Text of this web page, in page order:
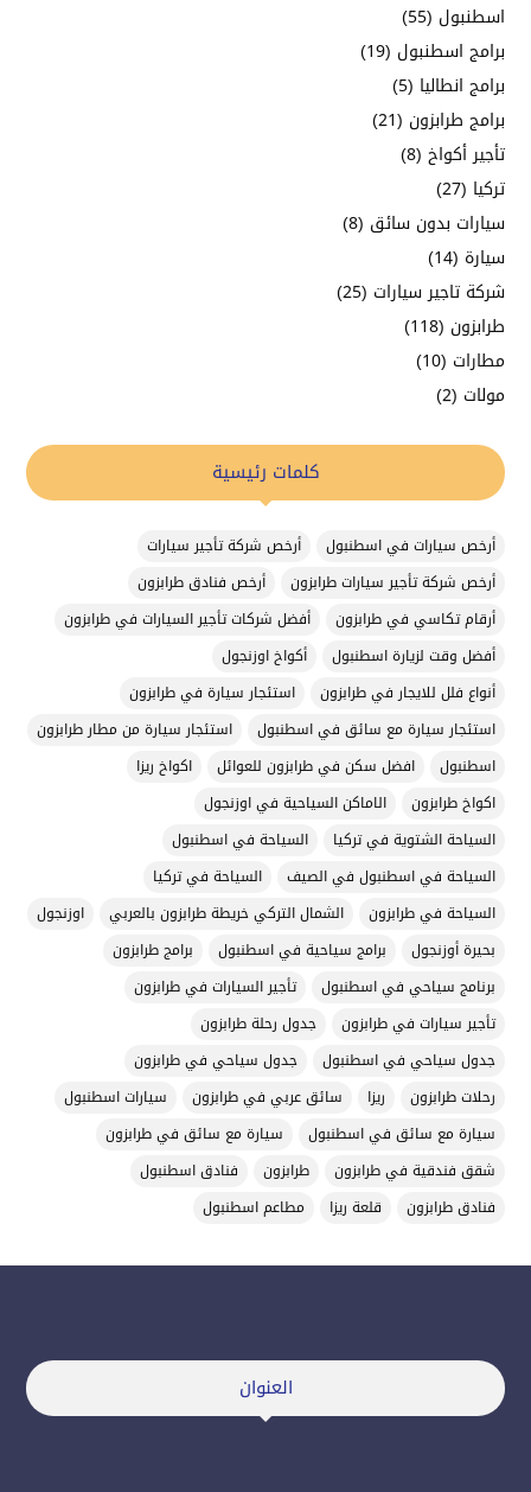
اسطنبول (55)
برامج اسطنبول (19)
برامج انطاليا (5)
برامج طرابزون (21)
تأجير أكواخ (8)
تركيا (27)
سيارات بدون سائق (8)
سيارة (14)
شركة تاجير سيارات (25)
طرابزون (118)
مطارات (10)
مولات (2)
كلمات رئيسية
أرخص سيارات في اسطنبول
أرخص شركة تأجير سيارات
أرخص شركة تأجير سيارات طرابزون
أرخص فنادق طرابزون
أرقام تكاسي في طرابزون
أفضل شركات تأجير السيارات في طرابزون
أفضل وقت لزيارة اسطنبول
أكواخ اوزنجول
أنواع فلل للايجار في طرابزون
استئجار سيارة في طرابزون
استئجار سيارة مع سائق في اسطنبول
استئجار سيارة من مطار طرابزون
اسطنبول
افضل سكن في طرابزون للعوائل
اكواخ ريزا
اكواخ طرابزون
الاماكن السياحية في اوزنجول
السياحة الشتوية في تركيا
السياحة في اسطنبول
السياحة في اسطنبول في الصيف
السياحة في تركيا
السياحة في طرابزون
الشمال التركي خريطة طرابزون بالعربي
اوزنجول
بحيرة أوزنجول
برامج سياحية في اسطنبول
برامج طرابزون
برنامج سياحي في اسطنبول
تأجير السيارات في طرابزون
تأجير سيارات في طرابزون
جدول رحلة طرابزون
جدول سياحي في اسطنبول
جدول سياحي في طرابزون
رحلات طرابزون
ريزا سائق عربي في طرابزون
سيارات اسطنبول
سيارة مع سائق في اسطنبول
سيارة مع سائق في طرابزون
شقق فندقية في طرابزون
طرابزون
فنادق اسطنبول
فنادق طرابزون
قلعة ريزا مطاعم اسطنبول
العنوان